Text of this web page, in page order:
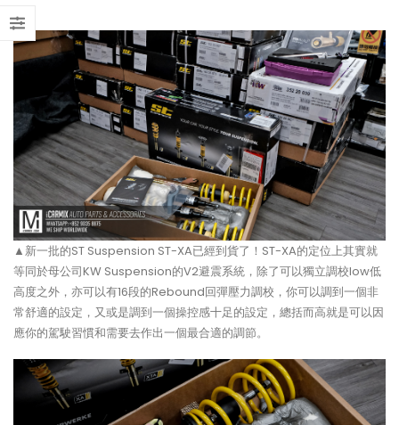
▲新一批的ST Suspension ST-XA已經到貨了！ST-XA的定位上其實就
等同於母公司KW Suspension的V2避震系統，除了可以獨立調校low低
高度之外，亦可以有16段的Rebound回彈壓力調校，你可以調到一個非
常舒適的設定，又或是調到一個操控感十足的設定，總括而高就是可以因
應你的駕駛習慣和需要去作出一個最合適的調節。
【電車買鈴有什麼要注意!! 承重
能力好重要!!】
【全球限量一部!! McLaren
650S Project Kilo升級攻